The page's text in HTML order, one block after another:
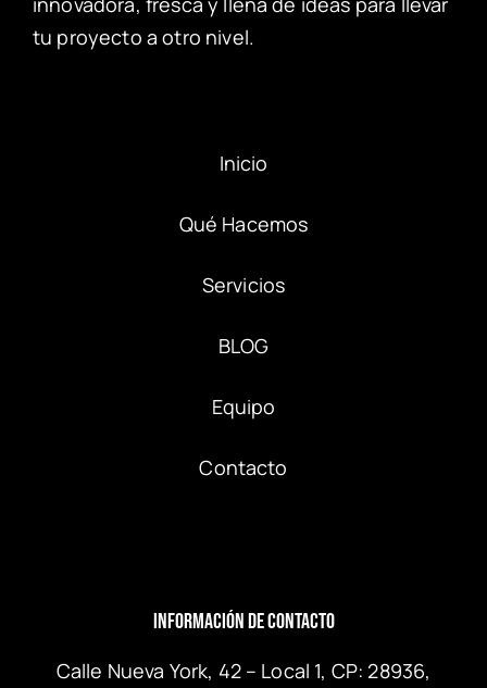
tu proyecto a otro nivel.
Inicio
Qué Hacemos
Servicios
BLOG
Equipo
Contacto
Información de Contacto
Calle Nueva York, 42 – Local 1, CP: 28936,